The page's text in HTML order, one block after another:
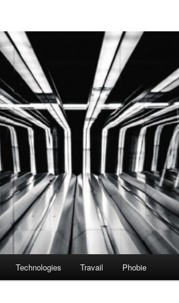
Technologies Travail Phobie